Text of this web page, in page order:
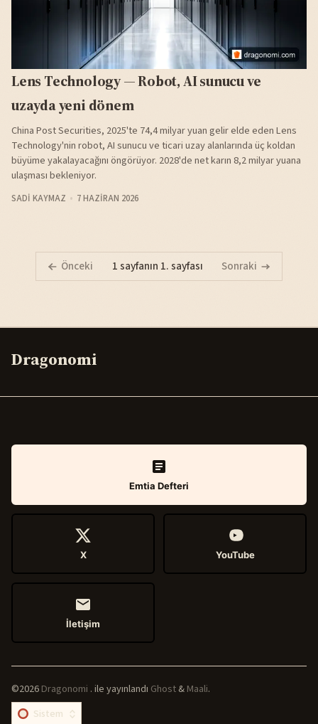
Lens Technology — Robot, AI sunucu ve
uzayda yeni dönem
China Post Securities, 2025'te 74,4 milyar yuan gelir elde eden Lens
Technology'nin robot, AI sunucu ve ticari uzay alanlarında üç koldan
büyüme yakalayacağını öngörüyor. 2028'de net karın 8,2 milyar yuana
ulaşması bekleniyor.
SADI KAYMAZ 7 HAZIRAN 2026
Önceki 1 sayfanın 1. sayfası Sonraki
Dragonomi
Emtia Defteri
X YouTube
İletişim
©2026Dragonomi .ile yayınlandı Ghost&Maali.